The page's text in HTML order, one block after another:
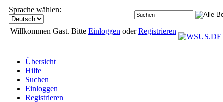
Sprache wählen:
Willkommen Gast. Bitte Einloggen oderRegistrieren
Übersicht
Hilfe
Suchen
Einloggen
Registrieren